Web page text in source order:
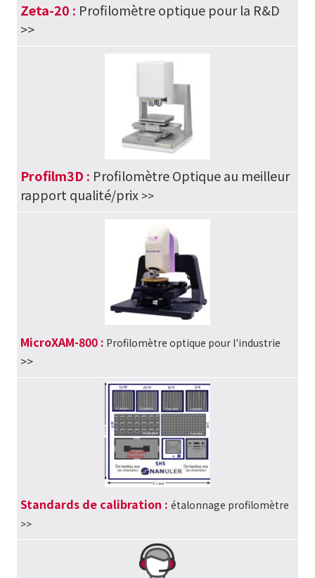
Zeta-20 : Profilomètre optique pour la R&D
>>
Profilm3D : Profilomètre Optique au meilleur
rapport qualité/prix >>
MicroXAM-800 : Profilomètre optique pour l'industrie
>>
Standards de calibration : étalonnage profilomètre
>>